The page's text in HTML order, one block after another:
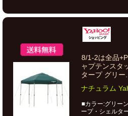
8/1-2は全品
ャプテンスタ
タープ グリー...
ナチュラム
■カラー:グリー
ープ・シェルタ